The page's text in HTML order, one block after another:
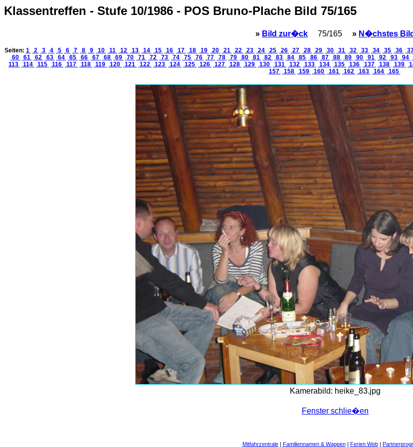
Klassentreffen - Stufe 10/1986 - POS Bruno-Plache Bild 75/165
» Bild zur�ck 75/165 » N�chstes Bild
Seiten: 1 2 3 4 5 6 7 8 9 10 11 12 13 14 15 16 17 18 19 20 21 22 23 24 25 26 27 28 29 30 31 32 33 34 35 36
60
61 62 63 64 65 66 67 68 69 70 71 72 73 74 75 76 77 78 79 80 81 82 83 84 85 86 87 88 89 90 91 92 93 94
113
114 115 116 117 118 119 120 121 122 123 124 125 126 127 128 129 130 131 132 133 134 135 136 137 138 139
157
158 159 160 161 162 163 164 165
Kamerabild: heike_83.jpg
Fenster schlie�en
Mitfahrzentrale| Familiennamen & Wappen| Ferien Web|